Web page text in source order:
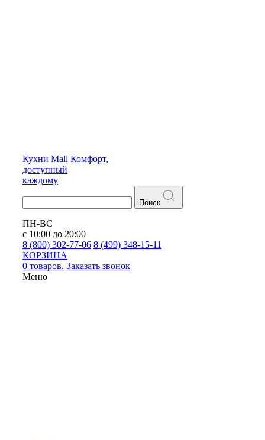
Кухни Mall Комфорт,
доступный
каждому
Поиск
ПН-ВС
с 10:00 до 20:00
8 (800) 302-77-06 8 (499) 348-15-11
КОРЗИНА
0 товаров. Заказать звонок
Меню